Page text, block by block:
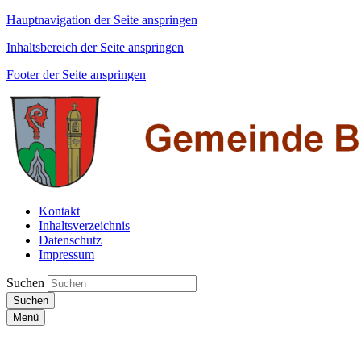
Hauptnavigation der Seite anspringen
Inhaltsbereich der Seite anspringen
Footer der Seite anspringen
Kontakt
Inhaltsverzeichnis
Datenschutz
Impressum
Suchen
Suchen
Menü